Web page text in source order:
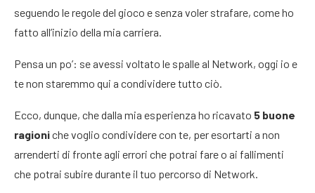
seguendo le regole del gioco e senza voler strafare, come ho
fatto all’inizio della mia carriera.
Pensa un po’: se avessi voltato le spalle al Network, oggi io e
te non staremmo qui a condividere tutto ciò.
Ecco, dunque, che dalla mia esperienza ho ricavato 5 buone
ragioniche voglio condividere con te, per esortarti a non
arrenderti di fronte agli errori che potrai fare o ai fallimenti
che potrai subire durante il tuo percorso di Network.